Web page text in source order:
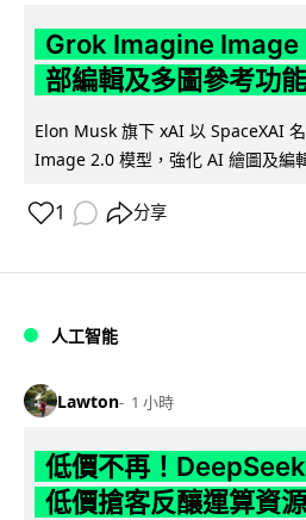
Grok Imagine Image
部編輯及多圖參考功能
Elon Musk 旗下 xAI 以 SpaceXAI
Image 2.0 模型，強化 AI 繪圖及編
1 分享
人工智能
Lawton 1 小時
低價不再！
低價搶客反釀運算資